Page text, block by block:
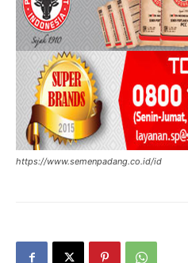
https://www.semenpadang.co.id/id